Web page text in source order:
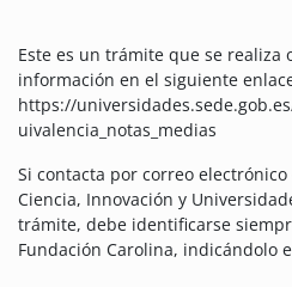
Este es un trámite que se realiza
información en el siguiente
https://
uivalencia_notas_medias
Si contacta por correo
Ciencia, Innovación y
trámite, debe identificarse
Fundación Carolina, indicándolo